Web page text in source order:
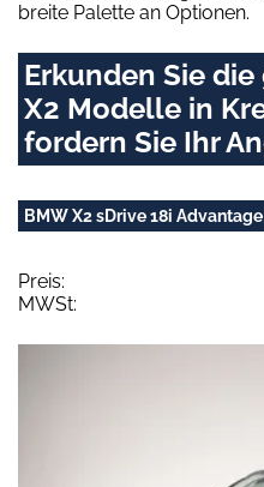
breite Palette an Optionen.
Erkunden Sie
X2 Modelle in
fordern Sie Ihr
BMW X2 sDrive 18i
Preis:
MWSt: